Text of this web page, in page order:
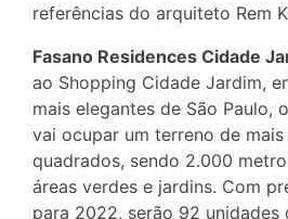
referências do arquiteto Rem
Fasano Residences Cidade
ao Shopping Cidade Jardim,
mais elegantes de São Paulo,
vai ocupar um terreno de
quadrados, sendo 2.000
áreas verdes e jardins. Com
para 2022, serão 92 unidades